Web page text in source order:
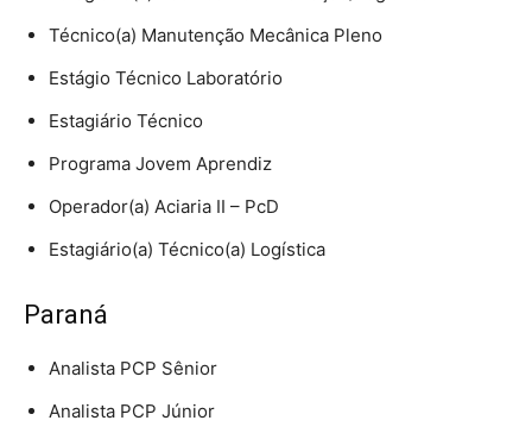
Técnico(a) Manutenção Mecânica Pleno
Estágio Técnico Laboratório
Estagiário Técnico
Programa Jovem Aprendiz
Operador(a) Aciaria II – PcD
Estagiário(a) Técnico(a) Logística
Paraná
Analista PCP Sênior
Analista PCP Júnior